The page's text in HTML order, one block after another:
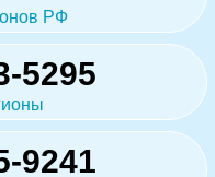
РФ
5295
9241